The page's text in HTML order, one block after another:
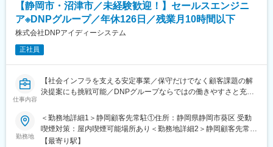
ぶことが可能です。
■就業環境
育児休業、復職後の時短制度、介護休業など働きやすい環境が充
実しており、社員の平均年齢は40歳弱と、この業界では異例とも
を裏付けていると思います。
■同社の強み
【静岡市・沼津市／未経験歓迎！】セールスエンジニ
ア※DNPグループ／年休126日／残業月10時間以下
株式会社DNPアイディーシステム
正社員
仕事内容
【社会インフラを支える安定事業／保守だけでなく顧客課題の解
決提案にも挑戦可能／DNPグループならではの働きやすさと充実
■業務内容
自治体の現場に設置された各種機器を安定稼働させることで、住
民の皆様が円滑に行政サービスを受けられる環境づくりに貢献し
勤務地
＜勤務地詳細1＞静岡顧客先常駐①住所：静岡県静岡市葵区 受動
喫煙対策：屋内喫煙可能場所あり＜勤務地詳細2＞静岡顧客先常駐
②住所：静岡県沼津市 受動喫煙対策：屋内喫煙可能場所あり変更
【最寄り駅】